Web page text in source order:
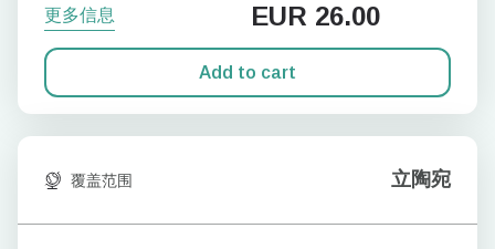
更多信息 EUR 26.00
Add to cart
覆盖范围 立陶宛